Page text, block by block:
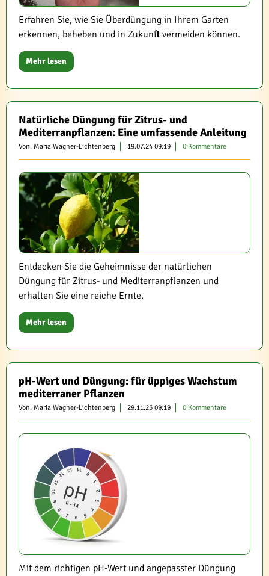
Erfahren Sie, wie Sie Überdüngung in Ihrem Garten
erkennen, beheben und in Zukunft vermeiden können.
Mehr lesen
Natürliche Düngung für Zitrus- und
Mediterranpflanzen: Eine umfassende Anleitung
Von: Maria Wagner-Lichtenberg 19.07.24 09:19 0 Kommentare
Entdecken Sie die Geheimnisse der natürlichen
Düngung für Zitrus- und Mediterranpflanzen und
erhalten Sie eine reiche Ernte.
Mehr lesen
pH-Wert und Düngung: für üppiges Wachstum
mediterraner Pflanzen
Von: Maria Wagner-Lichtenberg 29.11.23 09:19 0 Kommentare
Mit dem richtigen pH-Wert und angepasster Düngung